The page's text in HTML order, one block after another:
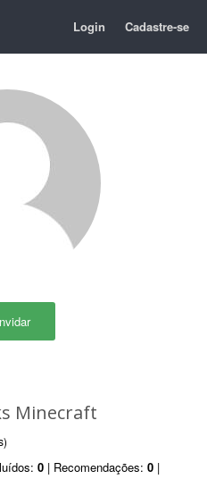
Login Cadastre-se
Minecraft
0 | Recomendações: 0 |